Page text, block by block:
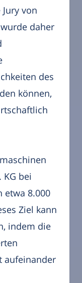
von
wurde daher
des
können,
bei
etwa 8.000
Ziel kann
indem die
aufeinander